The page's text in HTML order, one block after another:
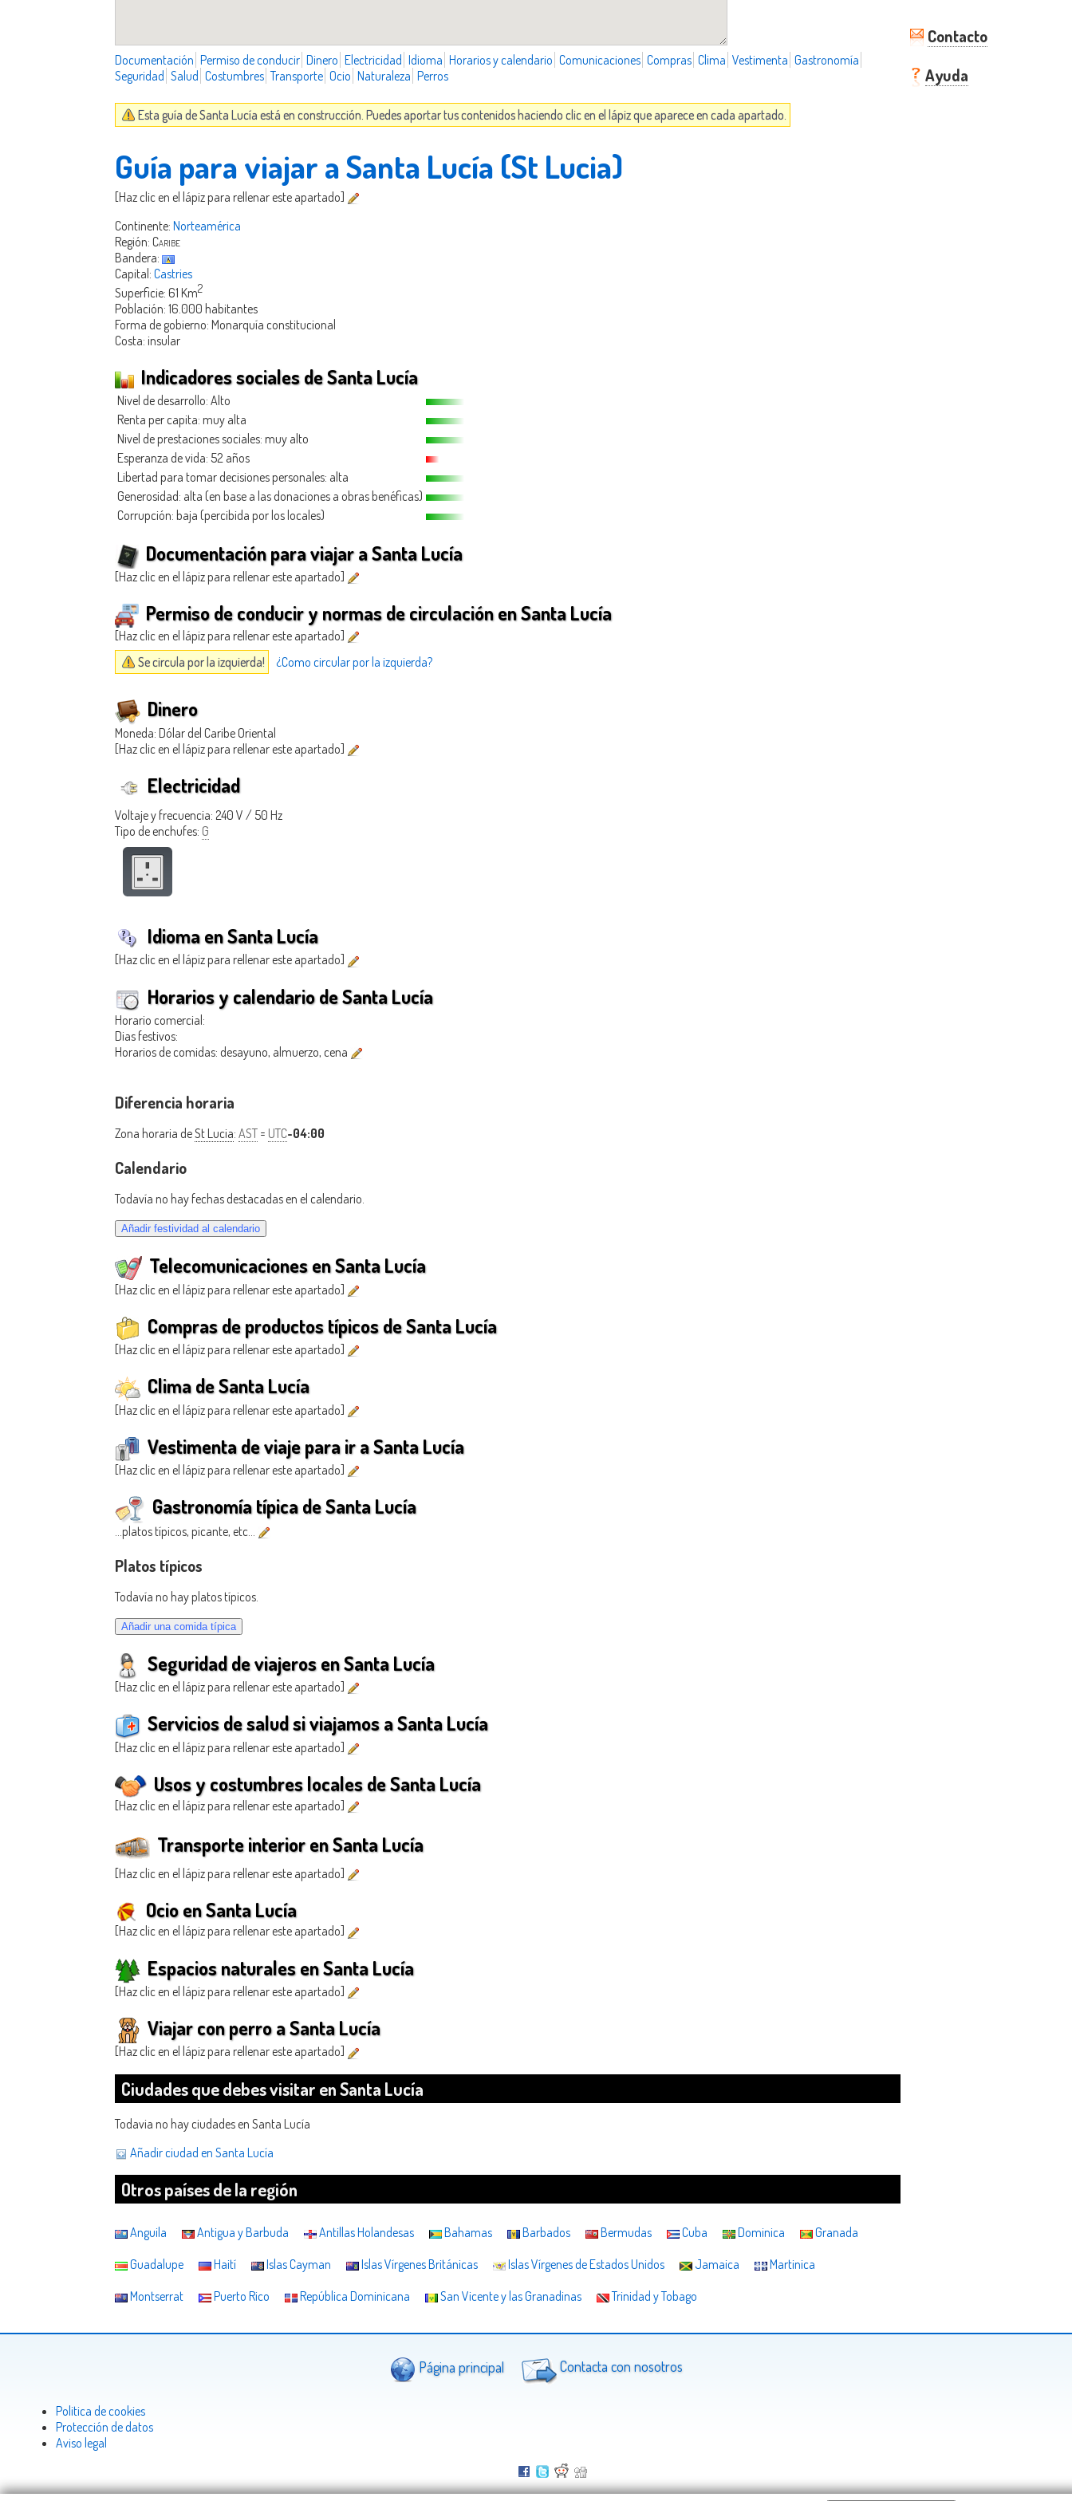
Documentación Permiso de conducir Dinero Electricidad Idioma Horarios y calendario Comunicaciones Compras Clima Vestimenta Gastronomía
Seguridad Salud Costumbres Transporte Ocio Naturaleza Perros
Esta guía de Santa Lucía está en construcción. Puedes aportar tus contenidos haciendo clic en el lápiz que aparece en cada apartado.
Guía para viajar a Santa Lucía (St Lucia)
[Haz clic en el lápiz para rellenar este apartado]
Continente: Norteamérica
Región: Caribe
Bandera:
Capital: Castries
Superficie: 61 Km2
Población: 16.000 habitantes
Forma de gobierno: Monarquía constitucional
Costa: insular
Indicadores sociales de Santa Lucía
Nivel de desarrollo: Alto
Renta per capita: muy alta
Nivel de prestaciones sociales: muy alto
Esperanza de vida: 52 años
Libertad para tomar decisiones personales: alta
Generosidad: alta (en base a las donaciones a obras benéficas)
Corrupción: baja (percibida por los locales)
Documentación para viajar a Santa Lucía
[Haz clic en el lápiz para rellenar este apartado]
Permiso de conducir y normas de circulación en Santa Lucía
[Haz clic en el lápiz para rellenar este apartado]
Se circula por la izquierda!
¿Como circular por la izquierda?
Dinero
Moneda: Dólar del Caribe Oriental
[Haz clic en el lápiz para rellenar este apartado]
Electricidad
Voltaje y frecuencia: 240 V / 50 Hz
Tipo de enchufes: G
Idioma en Santa Lucía
[Haz clic en el lápiz para rellenar este apartado]
Horarios y calendario de Santa Lucía
Horario comercial:
Dias festivos:
Horarios de comidas: desayuno, almuerzo, cena
Diferencia horaria
Zona horaria deSt Lucia: AST = UTC-04:00
Calendario
Todavía no hay fechas destacadas en el calendario.
Telecomunicaciones en Santa Lucía
[Haz clic en el lápiz para rellenar este apartado]
Compras de productos típicos de Santa Lucía
[Haz clic en el lápiz para rellenar este apartado]
Clima de Santa Lucía
[Haz clic en el lápiz para rellenar este apartado]
Vestimenta de viaje para ir a Santa Lucía
[Haz clic en el lápiz para rellenar este apartado]
Gastronomía típica de Santa Lucía
...platos típicos, picante, etc...
Platos típicos
Todavía no hay platos típicos.
Seguridad de viajeros en Santa Lucía
[Haz clic en el lápiz para rellenar este apartado]
Servicios de salud si viajamos a Santa Lucía
[Haz clic en el lápiz para rellenar este apartado]
Usos y costumbres locales de Santa Lucía
[Haz clic en el lápiz para rellenar este apartado]
Transporte interior en Santa Lucía
[Haz clic en el lápiz para rellenar este apartado]
Ocio en Santa Lucía
[Haz clic en el lápiz para rellenar este apartado]
Espacios naturales en Santa Lucía
[Haz clic en el lápiz para rellenar este apartado]
Viajar con perro a Santa Lucía
[Haz clic en el lápiz para rellenar este apartado]
Ciudades que debes visitar en Santa Lucía
Todavia no hay ciudades en Santa Lucía
Añadir ciudad en Santa Lucía
Otros países de la región
Anguila Antigua y Barbuda Antillas Holandesas Bahamas Barbados Bermudas Cuba Dominica
Granada
Guadalupe
Haití Islas Cayman Islas Vírgenes Británicas Islas Vírgenes de Estados Unidos Jamaica
Martinica
Montserrat
Puerto Rico República Dominicana San Vicente y las Granadinas Trinidad y Tobago
Contacto
Ayuda
Página principal Contacta con nosotros
Politica de cookies
Protección de datos
Aviso legal